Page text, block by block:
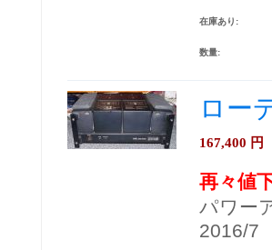
在庫あり:
数量:
ロー
167,400 円
再々値
パワー
2016/7